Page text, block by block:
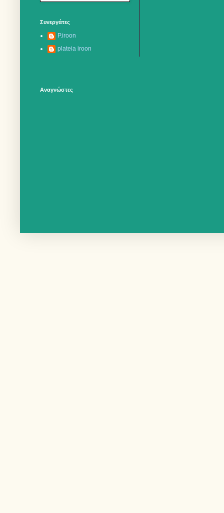
Συνεργάτες
P.iroon
plateia iroon
Αναγνώστες